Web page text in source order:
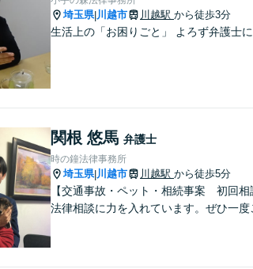
埼玉県|川越市 川越駅 から徒歩3分
生活上の「お困りごと」 よろず弁護士に
関根 悠馬 弁護士
時の鐘法律事務所
埼玉県|川越市 川越駅 から徒歩5分
【交通事故・ペット・相続事案 初回
法律相談に力を入れています。ぜひ一度